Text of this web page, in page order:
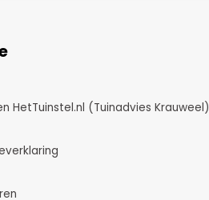
HetTuinstel.nl (Tuinadvies Krauweel)